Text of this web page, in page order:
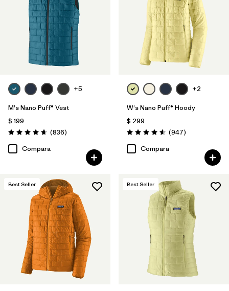
+5
M's Nano Puff® Vest
$ 199
Valoración: 4.7 / 5
(836Comentarios
)
Compara
+2
W's Nano Puff® Hoody
$ 299
Valoración: 4.6 / 5
(947Comentarios
)
Compara
Best Seller Best Seller